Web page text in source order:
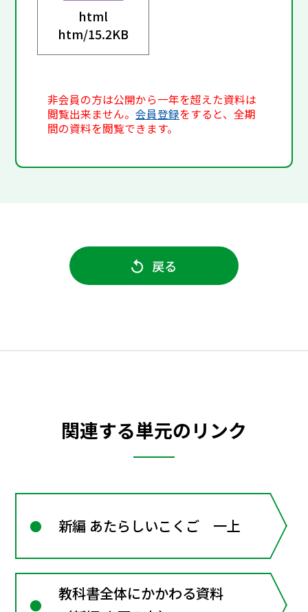
html
htm/15.2KB
非会員の方は公開から一年を超えた資料は
閲覧出来ません。会員登録をすると、全期
間の資料を閲覧できます。
戻る
関連する単元のリンク
新編 あたらしいこくご 一上
教科書全体にかかわる資料